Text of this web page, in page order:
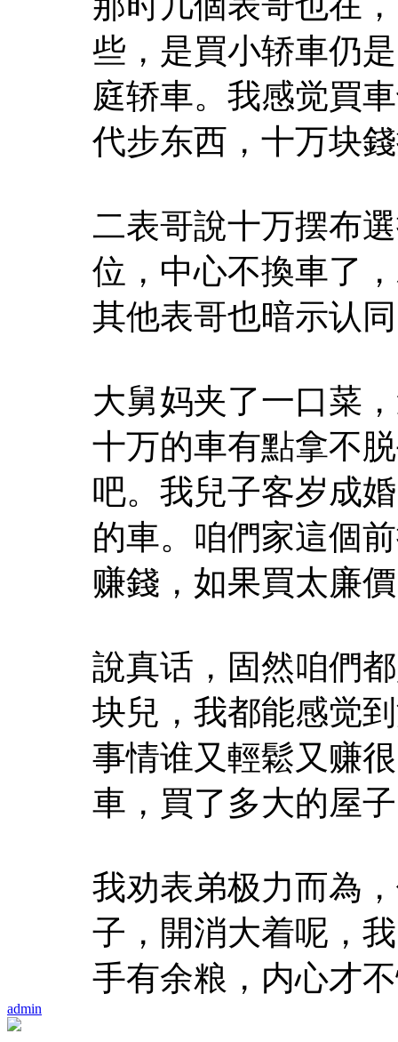
admin
些，是買小轿車仍
庭轿車。我感觉買
代步东西，十万块
二表哥說十万摆布
位，中心不換車了
其他表哥也暗示认
大舅妈夹了一口菜
十万的車有點拿不
吧。我兒子客岁成
的車。咱們家這個
赚錢，如果買太廉
說真话，固然咱們
块兒，我都能感觉
事情谁又輕鬆又赚
車，買了多大的屋
我劝表弟极力而為
子，開消大着呢，
手有余粮，内心才